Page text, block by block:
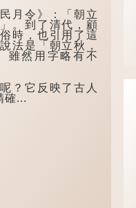
月令》：「朝立
。到了清代，顧
時，也引用了這
法是「朝立秋，
雖然用字略有不
它反映了古人
確...